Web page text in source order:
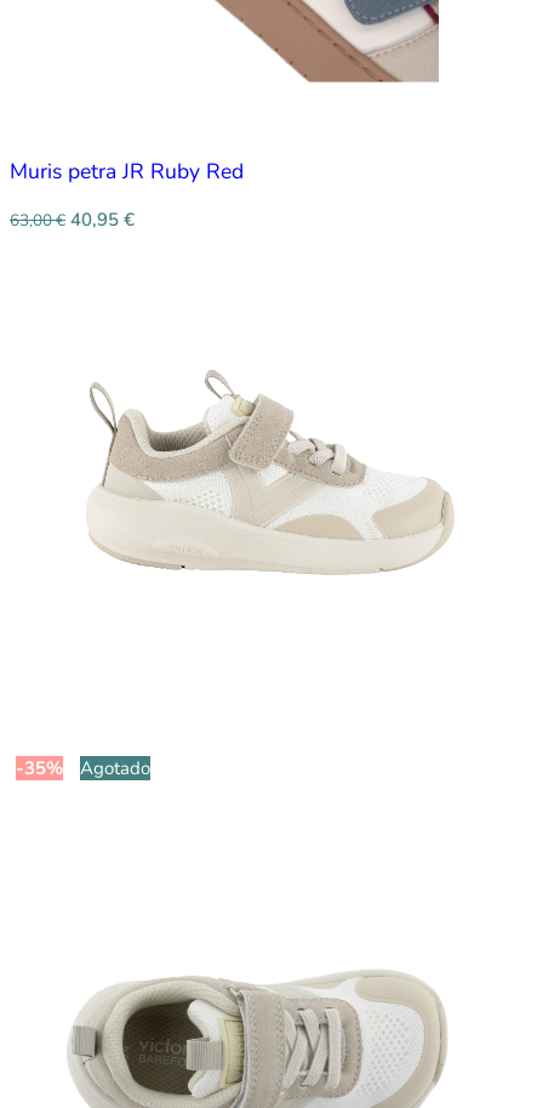
Muris petra JR Ruby Red
63,00€ 40,95 €
-35% Agotado